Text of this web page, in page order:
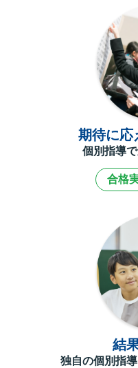
期待に応
個別指導
合格
結
独自の個別指